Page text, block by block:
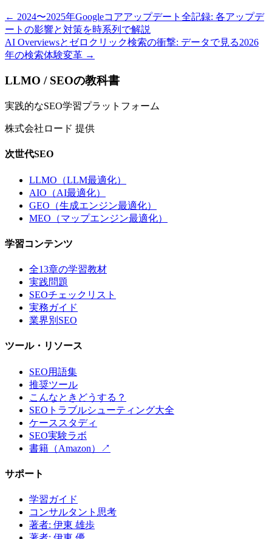
← 2024〜2025年Googleコアアップデート全記録: 各アップデ
ートの影響と対策を時系列で解説
AI Overviewsとゼロクリック検索の衝撃: データで見る2026
年の検索体験変革 →
LLMO / SEOの教科書
実践的なSEO学習プラットフォーム
株式会社ロード 提供
次世代SEO
LLMO（LLM最適化）
AIO（AI最適化）
GEO（生成エンジン最適化）
MEO（マップエンジン最適化）
学習コンテンツ
全13章の学習教材
実践問題
SEOチェックリスト
実務ガイド
業界別SEO
ツール・リソース
SEO用語集
推奨ツール
こんなときどうする？
SEOトラブルシューティング大全
ケーススタディ
SEO実験ラボ
書籍（Amazon）↗
サポート
学習ガイド
コンサルタント思考
著者: 伊東 雄歩